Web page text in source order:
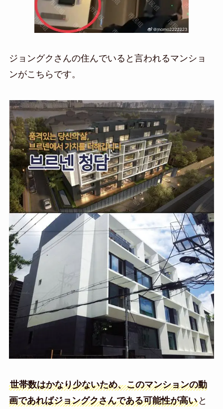
ジョングクさんの住んでいると言われるマンショ
ンがこちらです。
世帯数はかなり少ないため、このマンションの動
画であればジョングクさんである可能性が高いと